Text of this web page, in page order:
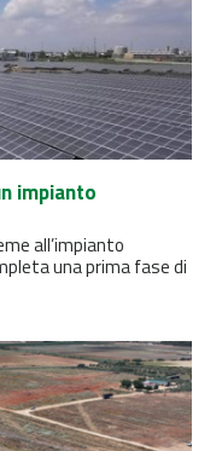
impianto
all’impianto
una prima fase di